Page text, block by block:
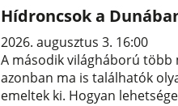
Hídroncsok a
2026. augusztus 3. 16:00
A második világháború több
azonban ma is találhatók
emeltek ki. Hogyan